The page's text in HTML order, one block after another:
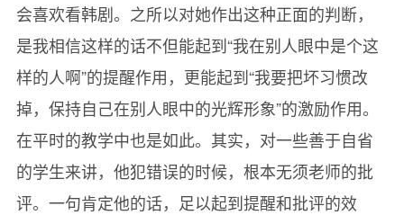
会喜欢看韩剧。之所以对她作出这种正面的判断，
是我相信这样的话不但能起到“我在别人眼中是个这
样的人啊”的提醒作用，更能起到“我要把坏习惯改
掉，保持自己在别人眼中的光辉形象”的激励作用。
在平时的教学中也是如此。其实，对一些善于自省
的学生来讲，他犯错误的时候，根本无须老师的批
评。一句肯定他的话，足以起到提醒和批评的效